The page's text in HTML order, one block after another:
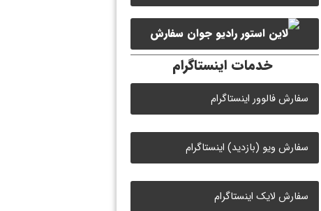
سفارش ممبر کانال سروش
لایک ویدیو آپارات
سفارش
لایک رادیو جوان
خدمات اینستاگرام
سفارش فالوور اینستاگرام
سفارش ویو (بازدید) اینستاگرام
سفارش لایک اینستاگرام